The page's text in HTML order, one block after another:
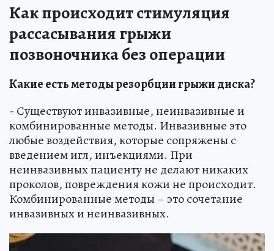
Как происходит стимуляция
рассасывания грыжи
позвоночника без операции
Какие есть методы резорбции грыжи диска?
- Существуют инвазивные, неинвазивные и
комбинированные методы. Инвазивные это
любые воздействия, которые сопряжены с
введением игл, инъекциями. При
неинвазивных пациенту не делают никаких
проколов, повреждения кожи не происходит.
Комбинированные методы – это сочетание
инвазивных и неинвазивных.